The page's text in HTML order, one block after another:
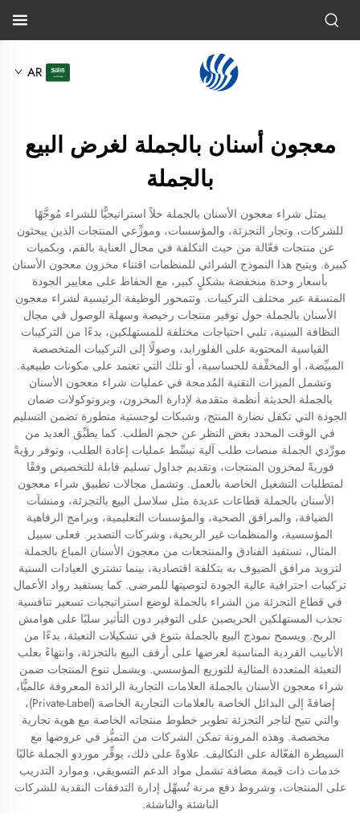
AR
معجون أسنان بالجملة لغرض البيع
بالجملة
يمثل شراء معجون الأسنان بالجملة حلاً استراتيجيًّا للشراء مُوجَّهًا
للشركات، وتجار التجزئة، والمؤسسات، وموزِّعي المنتجات الذين يبحثون
عن منتجات فعّالة من حيث التكلفة في مجال العناية بالفم، وبكميات
كبيرة. ويتيح هذا النموذج الشرائي للمنظمات اقتناء مخزون معجون الأسنان
بأسعار وحدة منخفضة بشكلٍ كبير، مع الحفاظ على معايير الجودة
المتسقة عبر مختلف التركيبات. وتتمحور الوظيفة الرئيسية لشراء معجون
الأسنان بالجملة حول توفير منتجات رخيصة وسهلة الوصول في مجال
النظافة السنية، تلبي احتياجات مختلفة للمستهلكين، بدءًا من التركيبات
القياسية المحتوية على الفلورايد، وصولًا إلى التركيبات المتخصصة
المبيِّضة، أو المخفِّفة للحساسية، أو تلك التي تعتمد على مكونات طبيعية.
وتشمل الميزات التقنية المُدمجة في عمليات شراء معجون الأسنان
بالجملة الحديثة أنظمة متقدمة لإدارة المخزون، وبروتوكولات ضمان
الجودة التي تكفل نضارة المنتج، وشبكات لوجستية متطورة تضمن التسليم
في الوقت المحدد بغض النظر عن حجم الطلب. كما يطبِّق العديد من
مورِّدي الجملة منصات طلب آلية تبسِّط عمليات إعادة الطلب، وتوفر رؤيةً
فوريةً لمخزون المنتجات، وتقديم جداول تسليم قابلة للتخصيص وفقًا
لمتطلبات التشغيل الخاصة بالعمل. وتشمل مجالات تطبيق شراء معجون
الأسنان بالجملة قطاعات عديدة مثل سلاسل البيع بالتجزئة، ومنشآت
الضيافة، والمرافق الصحية، والمؤسسات التعليمية، وبرامج الرفاهية
المؤسسية، والمنظمات غير الربحية، وشركات التصدير. فعلى سبيل
المثال، تستفيد الفنادق والمنتجعات من معجون الأسنان المباع بالجملة
لتزويد مرافق الضيوف به بتكلفة اقتصادية، بينما تشتري العيادات السنية
تركيبات احترافية عالية الجودة لتوصيتها للمرضى. كما يستفيد رواد الأعمال
في قطاع التجزئة من الشراء بالجملة لوضع استراتيجيات تسعير تنافسية
تجذب المستهلكين الحريصين على التوفير دون التأثير سلبًا على هوامش
الربح. ويسمح نموذج البيع بالجملة بتنوع في تشكيلات التعبئة، بدءًا من
الأنابيب الفردية المناسبة لعرضها على أرفف البيع بالتجزئة، وانتهاءً بعلب
التعبئة المتعددة المثالية للتوزيع المؤسسي. ويشمل تنوع المنتجات ضمن
شراء معجون الأسنان بالجملة العلامات التجارية الرائدة المعروفة عالميًّا،
إضافةً إلى البدائل الخاصة بالعلامات التجارية الخاصة (Private-Label)،
والتي تتيح لتاجر التجزئة تطوير خطوط منتجاته الخاصة مع هوية تجارية
مخصصة. وهذه المرونة تمكن الشركات من التميُّز في عروضها مع
السيطرة الفعّالة على التكاليف. علاوةً على ذلك، يوفِّر موردو الجملة غالبًا
خدمات ذات قيمة مضافة تشمل مواد الدعم التسويقي، وموارد التدريب
على المنتجات، وشروط دفع مرنة تُسهِّل إدارة التدفقات النقدية للشركات
الناشئة والناشئة.